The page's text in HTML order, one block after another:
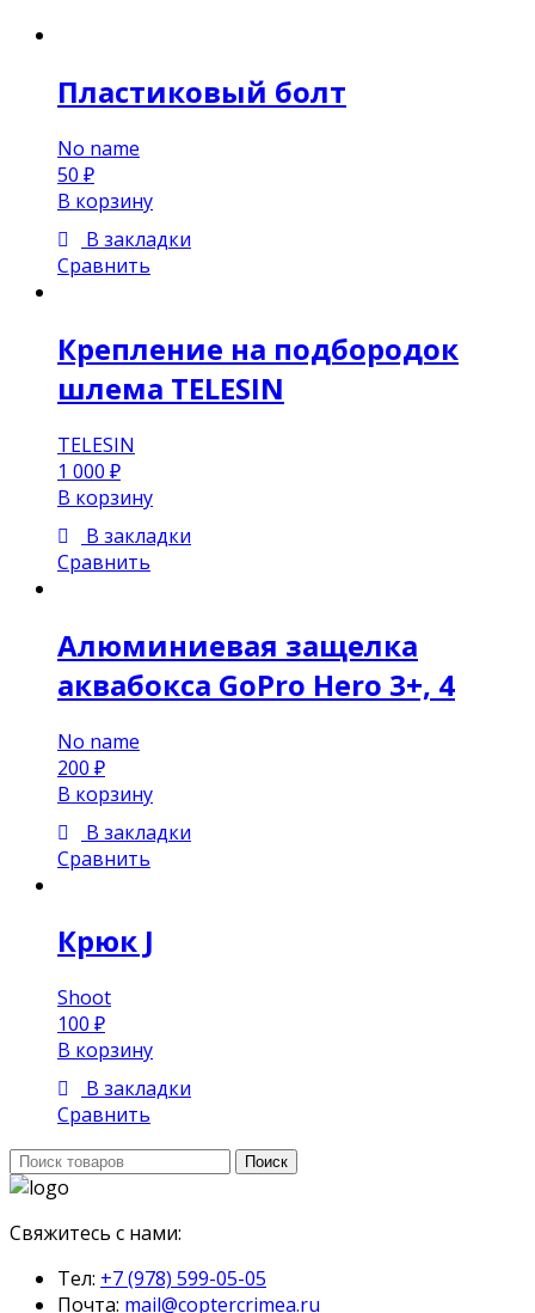
Пластиковый болт
No name
50 ₽
В корзину
В закладки
Сравнить
Крепление на подбородок
шлема TELESIN
TELESIN
1 000 ₽
В корзину
В закладки
Сравнить
Алюминиевая защелка
аквабокса GoPro Hero 3+, 4
No name
200 ₽
В корзину
В закладки
Сравнить
Крюк J
Shoot
100 ₽
В корзину
В закладки
Сравнить
Поиск:
Поиск
Свяжитесь с нами:
Тел: +7 (978) 599-05-05
Почта: mail@coptercrimea.ru